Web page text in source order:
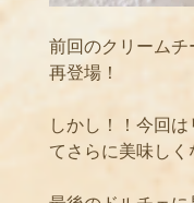
前回のクリーム
再登場！
しかし！！今回
てさらに美味し